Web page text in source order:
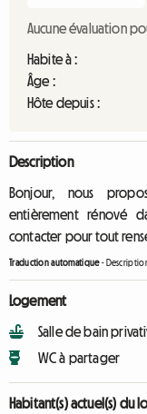
Aucune évaluation
Habite à :
Âge :
Hôte depuis :
Description
Bonjour, nous
entièrement rénové
contacter pour tout
Traduction automatique-
Logement
Salle de bain
WC à partager
Habitant(s) actuel(s) du